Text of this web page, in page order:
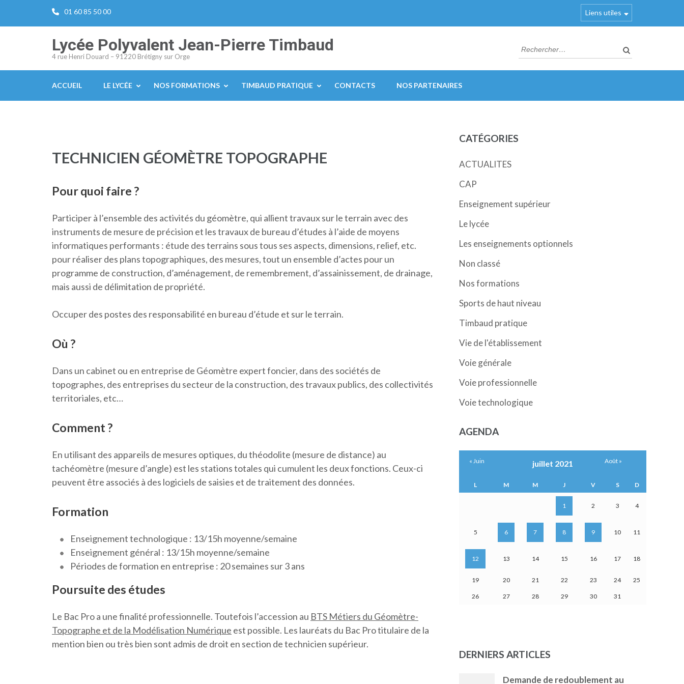
01 60 85 50 00 Liens utiles
Lycée Polyvalent Jean-Pierre Timbaud
4 rue Henri Douard – 91220 Brétigny sur Orge
Rechercher :
ACCUEIL LE LYCÉE NOS FORMATIONS TIMBAUD PRATIQUE CONTACTS NOS PARTENAIRES
TECHNICIEN GÉOMÈTRE TOPOGRAPHE
Pour quoi faire ?
Participer à l’ensemble des activités du géomètre, qui allient travaux sur le terrain avec des
instruments de mesure de précision et les travaux de bureau d’études à l’aide de moyens
informatiques performants : étude des terrains sous tous ses aspects, dimensions, relief, etc.
pour réaliser des plans topographiques, des mesures, tout un ensemble d’actes pour un
programme de construction, d’aménagement, de remembrement, d’assainissement, de drainage,
mais aussi de délimitation de propriété.
Occuper des postes des responsabilité en bureau d’étude et sur le terrain.
Où ?
Dans un cabinet ou en entreprise de Géomètre expert foncier, dans des sociétés de
topographes, des entreprises du secteur de la construction, des travaux publics, des collectivités
territoriales, etc…
Comment ?
En utilisant des appareils de mesures optiques, du théodolite (mesure de distance) au
tachéomètre (mesure d’angle) est les stations totales qui cumulent les deux fonctions. Ceux-ci
peuvent être associés à des logiciels de saisies et de traitement des données.
Formation
Enseignement technologique : 13/15h moyenne/semaine
Enseignement général : 13/15h moyenne/semaine
Périodes de formation en entreprise : 20 semaines sur 3 ans
Poursuite des études
Le Bac Pro a une finalité professionnelle. Toutefois l’accession au BTS Métiers du Géomètre-
Topographe et de la Modélisation Numérique est possible. Les lauréats du Bac Pro titulaire de la
mention bien ou très bien sont admis de droit en section de technicien supérieur.
CATÉGORIES
ACTUALITES
CAP
Enseignement supérieur
Le lycée
Les enseignements optionnels
Non classé
Nos formations
Sports de haut niveau
Timbaud pratique
Vie de l'établissement
Voie générale
Voie professionnelle
Voie technologique
AGENDA
juillet 2021
L M M J V S D
1 2 3 4
5 6 7 8 9 10 11
12 13 14 15 16 17 18
19 20 21 22 23 24 25
26 27 28 29 30 31
« Juin Août »
DERNIERS ARTICLES
Demande de redoublement au